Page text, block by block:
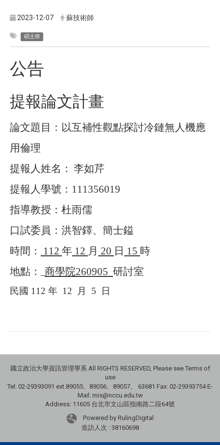
2023-12-07 蘇技術師
碩士班
公告
提報論文計畫
論文題目：以互補性觀點探討冷鏈無人機應
用倫理
提報人姓名： 李如芹
提報人學號： 111356019
指導教授：杜雨儒
口試委員：洪智鐸、簡士鎰
時間：
112 年 12 月 20 日 15 時
地點：
商學院260905 研討室
民國 112 年 12 月 5 日
國立政治大學資訊管理學系 All RIGHTS RESERVED, Please see Terms of
use
Tel: 02-29393091 ext.89055、89056、89057、
63681 Fax: 02-29393754 E-
Mail: mis@nccu.edu.tw
Address: 11605 台北市文山區指南路二段64號
Powered by RulingDigital
造訪人次 : 38160698